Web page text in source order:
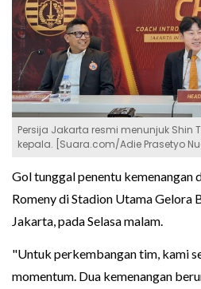
Persija Jakarta resmi menunjuk
kepala. [Suara.com/Adie Prasetyo
Gol tunggal penentu kemenangan
Romeny di Stadion Utama Gelora
Jakarta, pada Selasa malam.
"Untuk perkembangan tim, kami
momentum. Dua kemenangan